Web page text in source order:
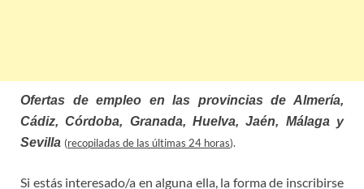
Ofertas de empleo en las provincias de Almería,
Cádiz, Córdoba, Granada, Huelva, Jaén, Málaga y
Sevilla (recopiladas de las últimas 24 horas).
Si estás interesado/a en alguna ella, la forma de inscribirse